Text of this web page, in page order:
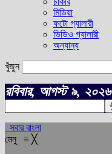
মিডিয়া
ফটো গ্যালারী
ভিডিও গ্যালারী
অন্যান্য
খুঁজুন
রবিবার, আগস্ট ৯, ২০২৬
সবার বাংলা
মেনু ≡ ╳